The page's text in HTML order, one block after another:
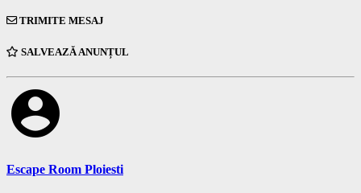
TRIMITE MESAJ
SALVEAZĂ ANUNȚUL
account_circle
Escape Room Ploiesti